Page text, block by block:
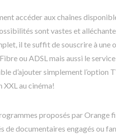
accéder aux chaînes
sont vastes et
il te suffit de souscrire à une
ou ADSL mais aussi le
d’ajouter simplement l’option
XXL au cinéma!
proposés par Orange
de documentaires engagés ou